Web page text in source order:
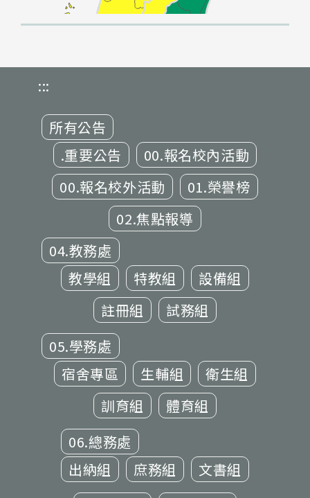
:::
所有公告
.重要公告
00.報名校內活動
00.報名校外活動
01.榮譽榜
02.焦點報導
04.教務處
教學組
特教組
設備組
註冊組
試務組
05.學務處
宿舍專區
生輔組
衛生組
訓育組
體育組
06.總務處
出納組
庶務組
文書組